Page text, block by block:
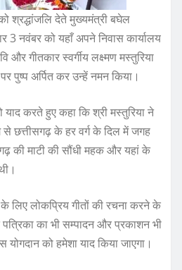
श्रद्धांजलि देते मुख्यमंत्री बघेल
3 नवंबर को यहाँ अपने निवास कार्यालय
और गीतकार स्वर्गीय लक्ष्मण मस्तुरिया
पुष्प अर्पित कर उन्हें नमन किया।
याद करते हुए कहा कि श्री मस्तुरिया ने
छत्तीसगढ़ के हर वर्ग के दिल में जगह
की माटी की सौंधी महक और यहां के
के लिए लोकप्रिय गीतों की रचना करने के
का भी सम्पादन और प्रकाशन भी
को हमेशा याद किया जाएगा।